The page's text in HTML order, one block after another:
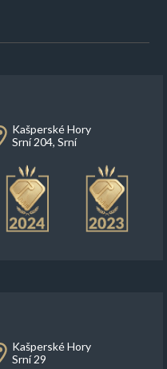
Kašperské Hory
Srní 204, Srní
Kašperské Hory
Srní 29